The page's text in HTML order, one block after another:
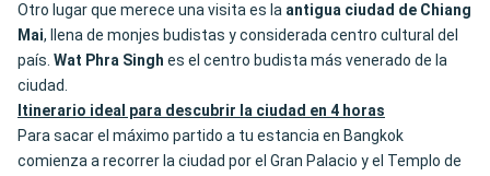
Otro lugar que merece una visita es la antigua ciudad de Chiang
Mai, llena de monjes budistas y considerada centro cultural del
país. Wat Phra Singh es el centro budista más venerado de la
ciudad.
Itinerario ideal para descubrir la ciudad en 4 horas
Para sacar el máximo partido a tu estancia en Bangkok
comienza a recorrer la ciudad por el Gran Palacio y el Templo de